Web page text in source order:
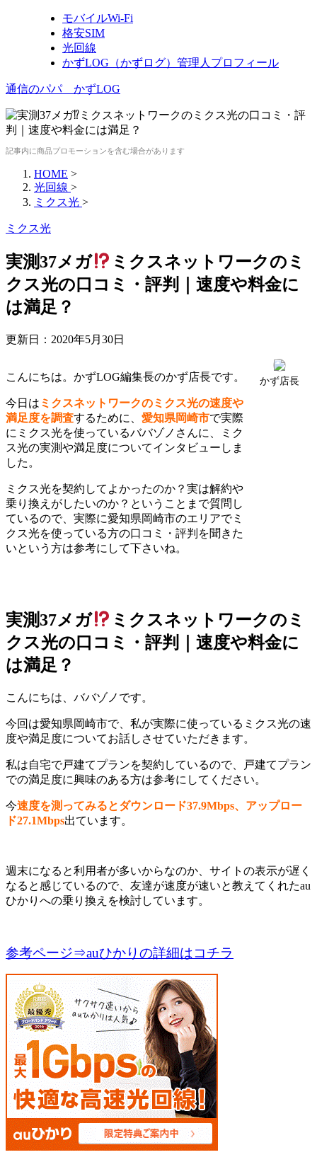
モバイルWi-Fi
格安SIM
光回線
かずLOG（かずログ）管理人プロフィール
通信のパパ かずLOG
記事内に商品プロモーションを含む場合があります
HOME >
光回線 >
ミクス光 >
ミクス光
実測37メガ
ミクスネットワークのミ
クス光の口コミ・評判｜速度や料金に
は満足？
更新日： 2020年5月30日
こんにちは。かずLOG編集長のかず店長です。
今日は ミクスネットワークのミクス光の速度や
満足度を調査するために、 愛知県岡崎市で実際
にミクス光を使っているババゾノさんに、ミク
ス光の実測や満足度についてインタビューしま
した。
ミクス光を契約してよかったのか？実は解約や
乗り換えがしたいのか？ということまで質問し
ているので、実際に愛知県岡崎市のエリアでミ
クス光を使っている方の口コミ・評判を聞きた
いという方は参考にして下さいね。
かず店長
実測37メガ
ミクスネットワークのミ
クス光の口コミ・評判｜速度や料金に
は満足？
こんにちは、ババゾノです。
今回は愛知県岡崎市で、私が実際に使っているミクス光の速
度や満足度についてお話しさせていただきます。
私は自宅で戸建てプランを契約しているので、戸建てプラン
での満足度に興味のある方は参考にしてください。
今速度を測ってみるとダウンロード37.9Mbps、アップロー
ド27.1Mbps出ています。
週末になると利用者が多いからなのか、サイトの表示が遅く
なると感じているので、友達が速度が速いと教えてくれたau
ひかりへの乗り換えを検討しています。
参考ページ⇒auひかりの詳細はコチラ